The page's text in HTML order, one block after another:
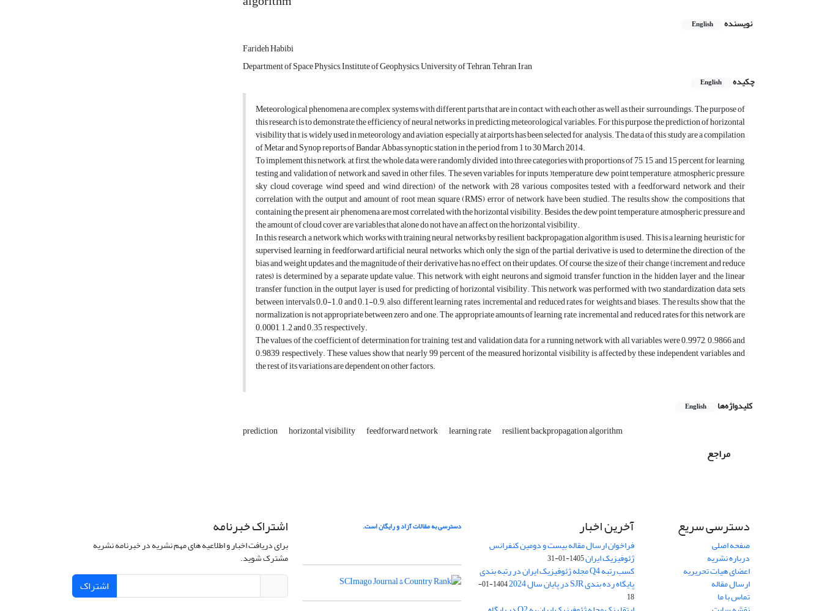
نویسنده English
Farideh Habibi
Department of Space Physics, Institute of Geophysics, University of Tehran, Tehran, Iran
چکیده
English
Meteorological phenomena are complex systems with different parts that are in contact with each other as well as their surroundings. The purpose of
this research is to demonstrate the efficiency of neural networks in predicting meteorological variables. For this purpose, the prediction of horizontal
visibility that is widely used in meteorology and aviation especially at airports has been selected for analysis. The data of this study are a compilation
of Metar and Synop reports of Bandar Abbas synoptic station in the period from 1 to 30 March 2014.
To implement this network, at first, the whole data were randomly divided into three categories with proportions of 75, 15 and 15 percent for learning,
testing and validation of network and saved in other files. The seven variables for inputs )temperature, dew point temperature, atmospheric pressure,
sky cloud coverage, wind speed and wind direction) of the network with 28 various composites tested with a feedforward network and their
correlation with the output and amount of root mean square (RMS) error of network have been studied. The results show, the compositions that
containing the present air phenomena are most correlated with the horizontal visibility. Besides, the dew point temperature, atmospheric pressure and
the amount of cloud cover are variables that alone do not have an affect on the horizontal visibility.
In this research, a network which works with training neural networks by resilient backpropagation algorithm is used. This is a learning heuristic for
supervised learning in feedforward artificial neural networks, which only the sign of the partial derivative is used to determine the direction of the
bias and weight updates and the magnitude of their derivative has no effect on their updates. Of course, the size of their change (increment and reduce
rates) is determined by a separate update value. This network with eight neurons and sigmoid transfer function in the hidden layer and the linear
transfer function in the output layer is used for predicting of horizontal visibility. This network was performed with two standardization data sets
between intervals 0.0-1.0 and 0.1-0.9; also, different learning rates, incremental and reduced rates for weights and biases. The results show that the
normalization is not appropriate between zero and one. The appropriate amounts of learning rate, incremental and reduced rates for this network are
0.0001, 1.2 and 0.35, respectively.
The values of the coefficient of determination for training, test and validation data for a running network with all variables were 0.9972, 0.9866 and
0.9839, respectively. These values show that nearly 99 percent of the measured horizontal visibility is affected by these independent variables and
the rest of its variations are dependent on other factors.
کلیدواژه‌ها English
prediction horizontal visibility feedforward network learning rate resilient backpropagation algorithm
مراجع
دسترسی سریع
صفحه اصلی
درباره نشریه
اعضای هیات تحریریه
ارسال مقاله
تماس با ما
آخرین اخبار
فراخوان ارسال مقاله بیست و دومین کنفرانس
ژئوفیزیک ایران1405-01-31
کسب رتبه Q4 مجله ژئوفیزیک ایران در رتبه بندی
پایگاه رده بندی SJR در پایان سال 2024
1404-01-
18
دسترسی به مقالات آزاد و رایگان است. اشتراک خبرنامه
برای دریافت اخبار و اطلاعیه های مهم نشریه در خبرنامه نشریه
مشترک شوید.
اشتراک